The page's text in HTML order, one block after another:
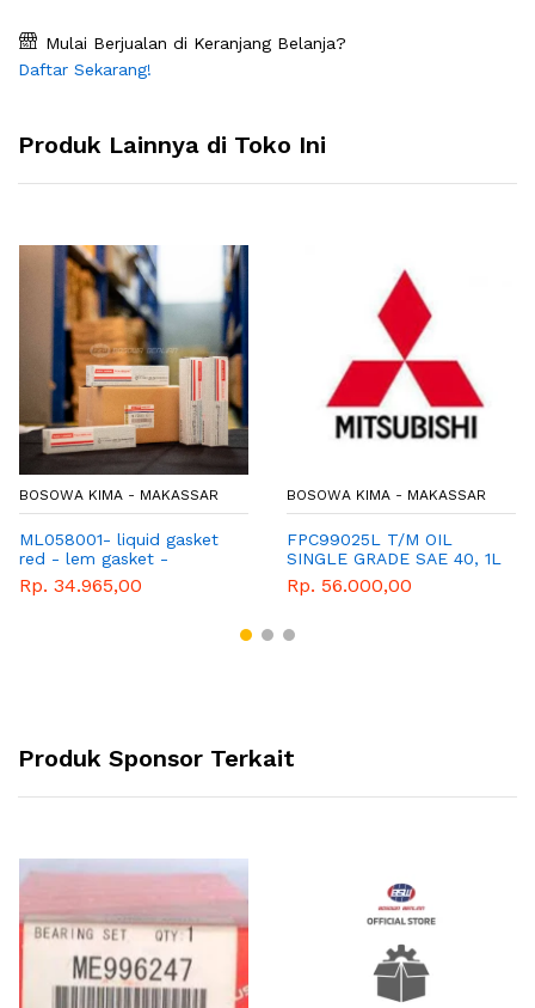
Mulai Berjualan di Keranjang Belanja?
Daftar Sekarang!
Produk Lainnya di Toko Ini
BOSOWA KIMA - MAKASSAR
ML058001- liquid gasket
red - lem gasket -
xpander - pajero - mirage
- triton
Rp. 34.965,00
BOSOWA KIMA - MAKASSAR
FPC99025L T/M OIL
SINGLE GRADE SAE 40, 1L
Rp. 56.000,00
Produk Sponsor Terkait